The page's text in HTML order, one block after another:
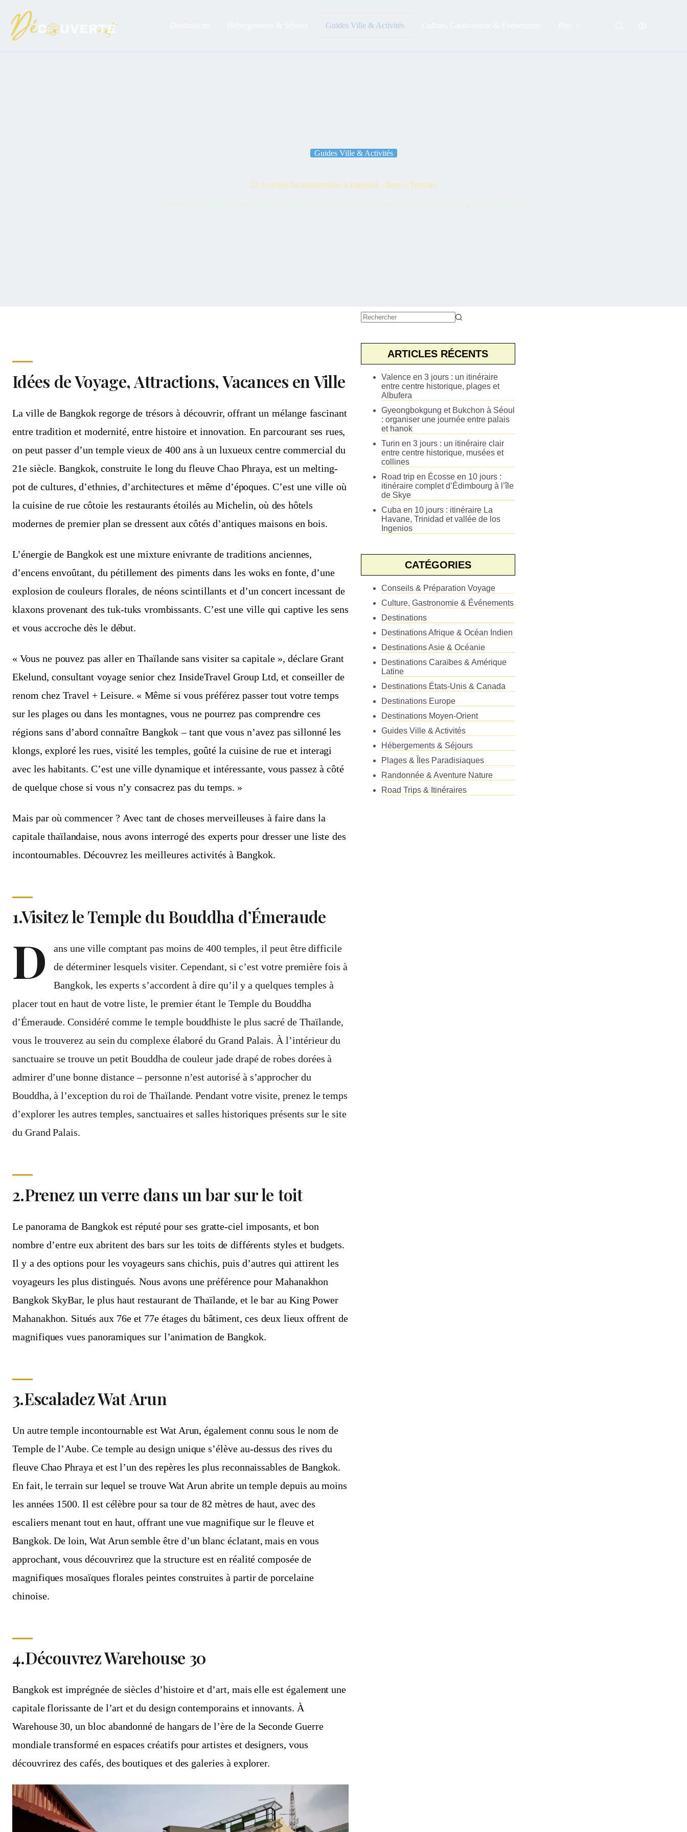
contenu
Guides Ville & Activités
Guides Ville & Activités
22 Activités Incontournables à Bangkok : Bars et Temples
Explorez les activités incontournables à Bangkok : bars sur les toits et temples anciens dans la capitale thaïlandaise.
Idées de Voyage, Attractions, Vacances en Ville
La ville de Bangkok regorge de trésors à découvrir, offrant un mélange fascinant
entre tradition et modernité, entre histoire et innovation. En parcourant ses rues,
on peut passer d’un temple vieux de 400 ans à un luxueux centre commercial du
21e siècle. Bangkok, construite le long du fleuve Chao Phraya, est un melting-
pot de cultures, d’ethnies, d’architectures et même d’époques. C’est une ville où
la cuisine de rue côtoie les restaurants étoilés au Michelin, où des hôtels
modernes de premier plan se dressent aux côtés d’antiques maisons en bois.
L’énergie de Bangkok est une mixture enivrante de traditions anciennes,
d’encens envoûtant, du pétillement des piments dans les woks en fonte, d’une
explosion de couleurs florales, de néons scintillants et d’un concert incessant de
klaxons provenant des tuk-tuks vrombissants. C’est une ville qui captive les sens
et vous accroche dès le début.
« Vous ne pouvez pas aller en Thaïlande sans visiter sa capitale », déclare Grant
Ekelund, consultant voyage senior chez InsideTravel Group Ltd, et conseiller de
renom chez Travel + Leisure. « Même si vous préférez passer tout votre temps
sur les plages ou dans les montagnes, vous ne pourrez pas comprendre ces
régions sans d’abord connaître Bangkok – tant que vous n’avez pas sillonné les
klongs, exploré les rues, visité les temples, goûté la cuisine de rue et interagi
avec les habitants. C’est une ville dynamique et intéressante, vous passez à côté
de quelque chose si vous n’y consacrez pas du temps. »
Mais par où commencer ? Avec tant de choses merveilleuses à faire dans la
capitale thaïlandaise, nous avons interrogé des experts pour dresser une liste des
incontournables. Découvrez les meilleures activités à Bangkok.
1.Visitez le Temple du Bouddha d’Émeraude
D
ans une ville comptant pas moins de 400 temples, il peut être difficile
de déterminer lesquels visiter. Cependant, si c’est votre première fois à
Bangkok, les experts s’accordent à dire qu’il y a quelques temples à
placer tout en haut de votre liste, le premier étant le Temple du Bouddha
d’Émeraude. Considéré comme le temple bouddhiste le plus sacré de Thaïlande,
vous le trouverez au sein du complexe élaboré du Grand Palais. À l’intérieur du
sanctuaire se trouve un petit Bouddha de couleur jade drapé de robes dorées à
admirer d’une bonne distance – personne n’est autorisé à s’approcher du
Bouddha, à l’exception du roi de Thaïlande. Pendant votre visite, prenez le temps
d’explorer les autres temples, sanctuaires et salles historiques présents sur le site
du Grand Palais.
2.Prenez un verre dans un bar sur le toit
Le panorama de Bangkok est réputé pour ses gratte-ciel imposants, et bon
nombre d’entre eux abritent des bars sur les toits de différents styles et budgets.
Il y a des options pour les voyageurs sans chichis, puis d’autres qui attirent les
voyageurs les plus distingués. Nous avons une préférence pour Mahanakhon
Bangkok SkyBar, le plus haut restaurant de Thaïlande, et le bar au King Power
Mahanakhon. Situés aux 76e et 77e étages du bâtiment, ces deux lieux offrent de
magnifiques vues panoramiques sur l’animation de Bangkok.
3.Escaladez Wat Arun
Un autre temple incontournable est Wat Arun, également connu sous le nom de
Temple de l’Aube. Ce temple au design unique s’élève au-dessus des rives du
fleuve Chao Phraya et est l’un des repères les plus reconnaissables de Bangkok.
En fait, le terrain sur lequel se trouve Wat Arun abrite un temple depuis au moins
les années 1500. Il est célèbre pour sa tour de 82 mètres de haut, avec des
escaliers menant tout en haut, offrant une vue magnifique sur le fleuve et
Bangkok. De loin, Wat Arun semble être d’un blanc éclatant, mais en vous
approchant, vous découvrirez que la structure est en réalité composée de
magnifiques mosaïques florales peintes construites à partir de porcelaine
chinoise.
4.Découvrez Warehouse 30
Bangkok est imprégnée de siècles d’histoire et d’art, mais elle est également une
capitale florissante de l’art et du design contemporains et innovants. À
Warehouse 30, un bloc abandonné de hangars de l’ère de la Seconde Guerre
mondiale transformé en espaces créatifs pour artistes et designers, vous
découvrirez des cafés, des boutiques et des galeries à explorer.
ARTICLES RÉCENTS
Valence en 3 jours : un itinéraire
entre centre historique, plages et
Albufera
Gyeongbokgung et Bukchon à Séoul
: organiser une journée entre palais
et hanok
Turin en 3 jours : un itinéraire clair
entre centre historique, musées et
collines
Road trip en Écosse en 10 jours :
itinéraire complet d’Édimbourg à l’île
de Skye
Cuba en 10 jours : itinéraire La
Havane, Trinidad et vallée de los
Ingenios
CATÉGORIES
Conseils & Préparation Voyage
Culture, Gastronomie & Événements
Destinations
Destinations Afrique & Océan Indien
Destinations Asie & Océanie
Destinations Caraïbes & Amérique
Latine
Destinations États-Unis & Canada
Destinations Europe
Destinations Moyen-Orient
Guides Ville & Activités
Hébergements & Séjours
Plages & Îles Paradisiaques
Randonnée & Aventure Nature
Road Trips & Itinéraires